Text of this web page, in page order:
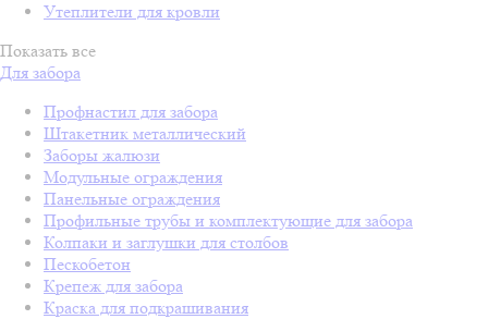
Утеплители для кровли
Показать все
Для забора
Профнастил для забора
Штакетник металлический
Заборы жалюзи
Модульные ограждения
Панельные ограждения
Профильные трубы и комплектующие для забора
Колпаки и заглушки для столбов
Пескобетон
Крепеж для забора
Краска для подкрашивания